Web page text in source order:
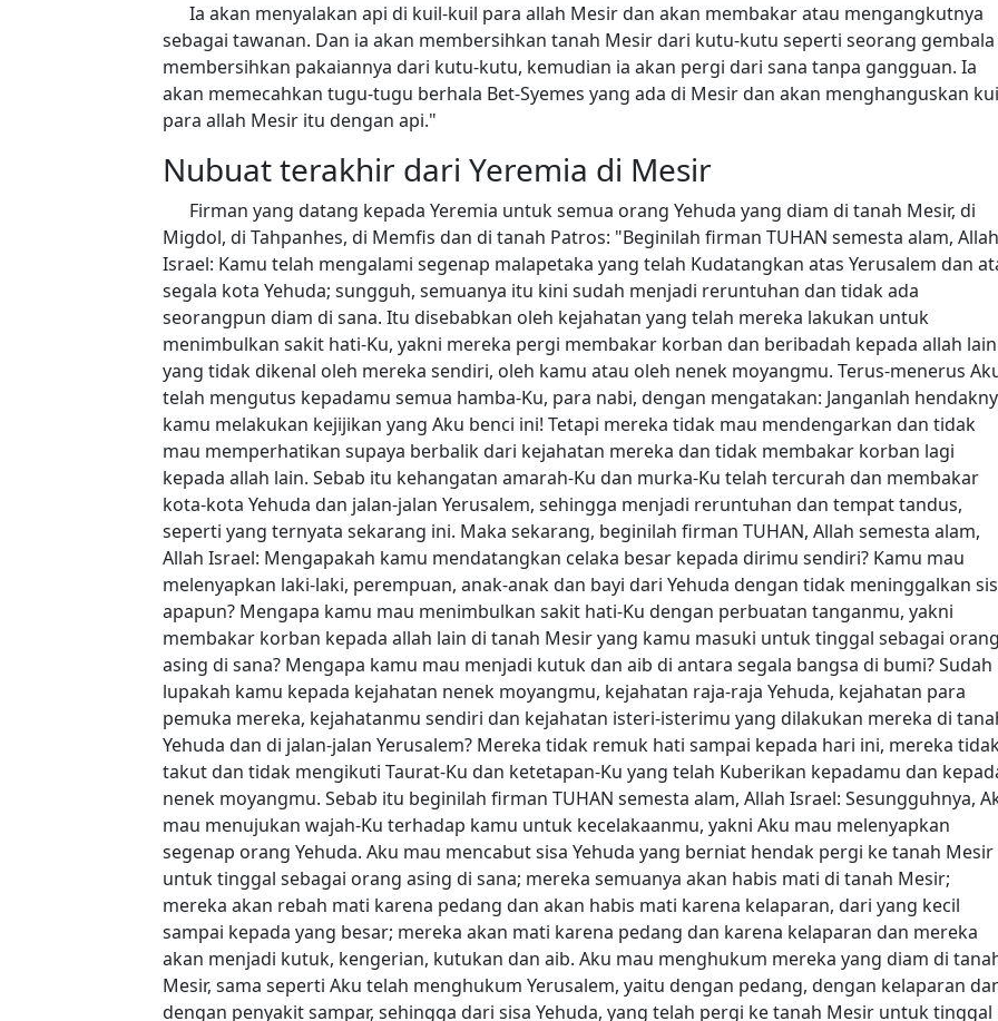
Ia akan menyalakan api di kuil-kuil para allah Mesir dan akan membakar atau mengangkutnya
sebagai tawanan. Dan ia akan membersihkan tanah Mesir dari kutu-kutu seperti seorang gembala
membersihkan pakaiannya dari kutu-kutu, kemudian ia akan pergi dari sana tanpa gangguan. Ia
akan memecahkan tugu-tugu berhala Bet-Syemes yang ada di Mesir dan akan menghanguskan
para allah Mesir itu dengan api."
Nubuat terakhir dari Yeremia di Mesir
Firman yang datang kepada Yeremia untuk semua orang Yehuda yang diam di tanah Mesir, di
Migdol, di Tahpanhes, di Memfis dan di tanah Patros: "Beginilah firman TUHAN semesta alam, Allah
Israel: Kamu telah mengalami segenap malapetaka yang telah Kudatangkan atas Yerusalem dan
segala kota Yehuda; sungguh, semuanya itu kini sudah menjadi reruntuhan dan tidak ada
seorangpun diam di sana. Itu disebabkan oleh kejahatan yang telah mereka lakukan untuk
menimbulkan sakit hati-Ku, yakni mereka pergi membakar korban dan beribadah kepada allah lain
yang tidak dikenal oleh mereka sendiri, oleh kamu atau oleh nenek moyangmu. Terus-menerus
telah mengutus kepadamu semua hamba-Ku, para nabi, dengan mengatakan: Janganlah
kamu melakukan kejijikan yang Aku benci ini! Tetapi mereka tidak mau mendengarkan dan tidak
mau memperhatikan supaya berbalik dari kejahatan mereka dan tidak membakar korban lagi
kepada allah lain. Sebab itu kehangatan amarah-Ku dan murka-Ku telah tercurah dan membakar
kota-kota Yehuda dan jalan-jalan Yerusalem, sehingga menjadi reruntuhan dan tempat tandus,
seperti yang ternyata sekarang ini. Maka sekarang, beginilah firman TUHAN, Allah semesta alam,
Allah Israel: Mengapakah kamu mendatangkan celaka besar kepada dirimu sendiri? Kamu mau
melenyapkan laki-laki, perempuan, anak-anak dan bayi dari Yehuda dengan tidak meninggalkan
apapun? Mengapa kamu mau menimbulkan sakit hati-Ku dengan perbuatan tanganmu, yakni
membakar korban kepada allah lain di tanah Mesir yang kamu masuki untuk tinggal sebagai orang
asing di sana? Mengapa kamu mau menjadi kutuk dan aib di antara segala bangsa di bumi? Sudah
lupakah kamu kepada kejahatan nenek moyangmu, kejahatan raja-raja Yehuda, kejahatan para
pemuka mereka, kejahatanmu sendiri dan kejahatan isteri-isterimu yang dilakukan mereka di
Yehuda dan di jalan-jalan Yerusalem? Mereka tidak remuk hati sampai kepada hari ini, mereka
takut dan tidak mengikuti Taurat-Ku dan ketetapan-Ku yang telah Kuberikan kepadamu dan
nenek moyangmu. Sebab itu beginilah firman TUHAN semesta alam, Allah Israel: Sesungguhnya,
mau menujukan wajah-Ku terhadap kamu untuk kecelakaanmu, yakni Aku mau melenyapkan
segenap orang Yehuda. Aku mau mencabut sisa Yehuda yang berniat hendak pergi ke tanah Mesir
untuk tinggal sebagai orang asing di sana; mereka semuanya akan habis mati di tanah Mesir;
mereka akan rebah mati karena pedang dan akan habis mati karena kelaparan, dari yang kecil
sampai kepada yang besar; mereka akan mati karena pedang dan karena kelaparan dan mereka
akan menjadi kutuk, kengerian, kutukan dan aib. Aku mau menghukum mereka yang diam di
Mesir, sama seperti Aku telah menghukum Yerusalem, yaitu dengan pedang, dengan kelaparan
dengan penyakit sampar, sehingga dari sisa Yehuda, yang telah pergi ke tanah Mesir untuk tinggal